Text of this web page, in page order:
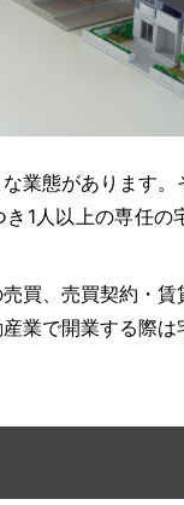
業態があります。
1人以上の専任の
買、売買契約・
業で開業する際は